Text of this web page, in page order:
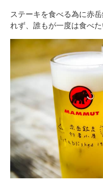
ステーキを食べる為に赤
れず、誰もが一度は食べ